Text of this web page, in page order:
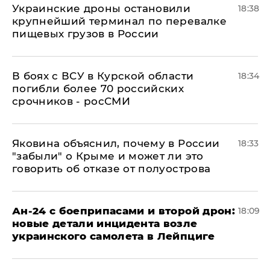
Украинские дроны остановили
крупнейший терминал по перевалке
пищевых грузов в России
18:38
В боях с ВСУ в Курской области
погибли более 70 российских
срочников - росСМИ
18:34
Яковина объяснил, почему в России
"забыли" о Крыме и может ли это
говорить об отказе от полуострова
18:33
Ан-24 с боеприпасами и второй дрон:
новые детали инцидента возле
украинского самолета в Лейпциге
18:09